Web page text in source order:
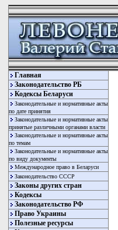
Главная
Законодательство РБ
Кодексы Беларуси
Законодательные и нормативные акты
по дате принятия
Законодательные и нормативные акты
принятые различными органами власти
Законодательные и нормативные акты
по темам
Законодательные и нормативные акты
по виду документы
Международное право в Беларуси
Законодательство СССР
Законы других стран
Кодексы
Законодательство РФ
Право Украины
Полезные ресурсы